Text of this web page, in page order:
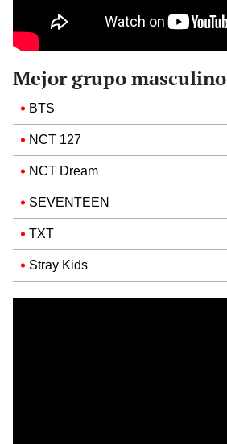
Mejor grupo masculino
BTS
NCT 127
NCT Dream
SEVENTEEN
TXT
Stray Kids